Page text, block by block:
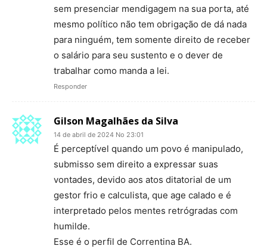
sem presenciar mendigagem na sua porta, até
mesmo político não tem obrigação de dá nada
para ninguém, tem somente direito de receber
o salário para seu sustento e o dever de
trabalhar como manda a lei.
Responder
Gilson Magalhães da Silva
14 de abril de 2024 No 23:01
É perceptível quando um povo é manipulado,
submisso sem direito a expressar suas
vontades, devido aos atos ditatorial de um
gestor frio e calculista, que age calado e é
interpretado pelos mentes retrógradas com
humilde.
Esse é o perfil de Correntina BA.